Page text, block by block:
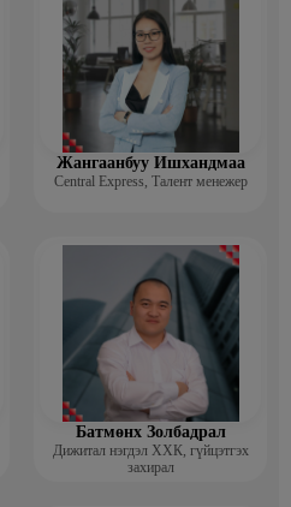
Жангаанбуу Ишхандмаа
Central Express, Талент менежер
Батмөнх Золбадрал
Дижитал нэгдэл ХХК, гүйцэтгэх
захирал